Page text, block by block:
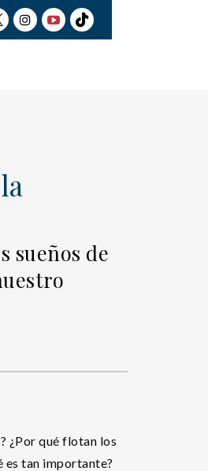
sueños de
¿Por qué flotan los
es tan importante?